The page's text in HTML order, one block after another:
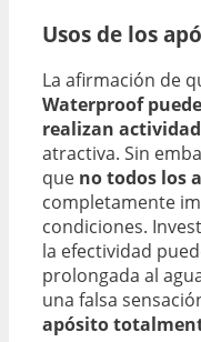
Usos de los
La afirmación de
Waterproof
realizan
atractiva. Sin
que no todos los
completamente
condiciones.
la efectividad
prolongada al
una falsa
apósito